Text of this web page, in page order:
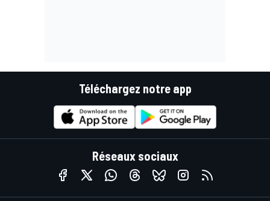
Téléchargez notre app
Réseaux sociaux